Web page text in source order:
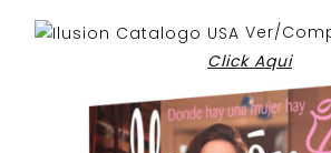
Ver/
Click Aqui